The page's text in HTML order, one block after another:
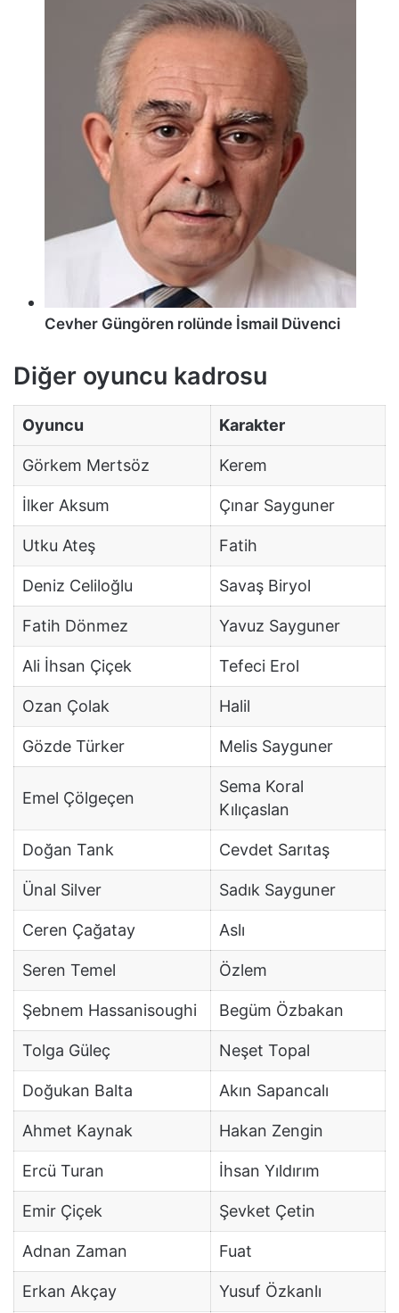
Cevher Güngören rolünde İsmail Düvenci
Diğer oyuncu kadrosu
Oyuncu Karakter
Görkem Mertsöz Kerem
İlker Aksum Çınar Sayguner
Utku Ateş Fatih
Deniz Celiloğlu Savaş Biryol
Fatih Dönmez Yavuz Sayguner
Ali İhsan Çiçek Tefeci Erol
Ozan Çolak Halil
Gözde Türker Melis Sayguner
Emel Çölgeçen
Sema Koral
Kılıçaslan
Doğan Tank Cevdet Sarıtaş
Ünal Silver Sadık Sayguner
Ceren Çağatay Aslı
Seren Temel Özlem
Şebnem Hassanisoughi Begüm Özbakan
Tolga Güleç Neşet Topal
Doğukan Balta Akın Sapancalı
Ahmet Kaynak Hakan Zengin
Ercü Turan İhsan Yıldırım
Emir Çiçek Şevket Çetin
Adnan Zaman Fuat
Erkan Akçay Yusuf Özkanlı